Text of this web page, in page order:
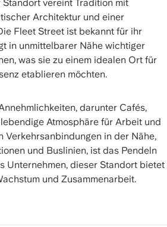
vereint Tradition mit
Architektur und einer
Fleet Street ist bekannt für ihr
in unmittelbarer Nähe wichtiger
was sie zu einem idealen Ort für
etablieren möchten.
darunter Cafés,
Atmosphäre für Arbeit und
Verkehrsanbindungen in der Nähe,
und Buslinien, ist das Pendeln
Unternehmen, dieser Standort bietet
und Zusammenarbeit.